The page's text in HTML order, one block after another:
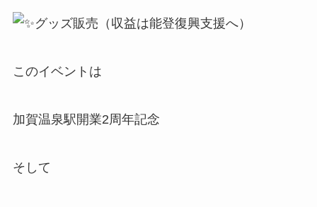
グッズ販売（収益は能登復興支援へ）
このイベントは
加賀温泉駅開業2周年記念
そして